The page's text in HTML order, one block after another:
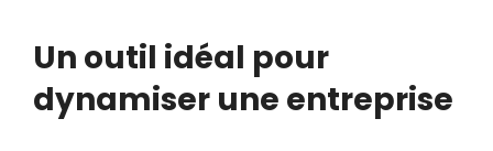
Un outil idéal pour
dynamiser une entreprise